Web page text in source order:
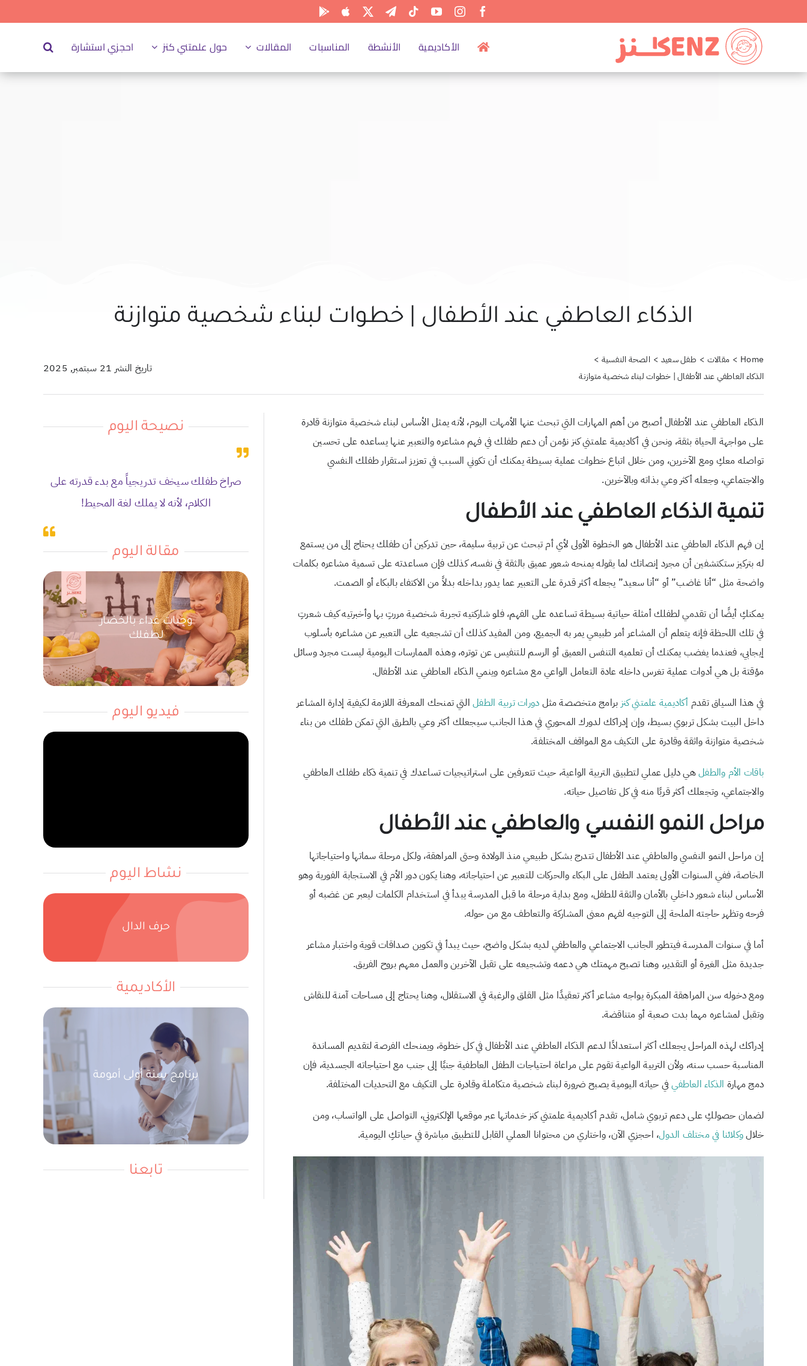
الأكاديمية الأنشطة المناسبات المقالات حول علمتني كنز احجزي استشارة
الذكاء العاطفي عند الأطفال | خطوات لبناء شخصية متوازنة
Home مقالات طفل سعيد
الصحة النفسية
الذكاء العاطفي عند الأطفال | خطوات لبناء شخصية متوازنة
تاريخ النشر 21 سبتمبر, 2025
الذكاء العاطفي عند الأطفال أصبح من أهم المهارات التي تبحث عنها الأمهات اليوم، لأنه يمثل الأساس لبناء شخصية متوازنة قادرة
على مواجهة الحياة بثقة، ونحن في أكاديمية علمتني كنز نؤمن أن دعم طفلك في فهم مشاعره والتعبير عنها يساعده على تحسين
تواصله معكِ ومع الآخرين، ومن خلال اتباع خطوات عملية بسيطة يمكنك أن تكوني السبب في تعزيز استقرار طفلك النفسي
والاجتماعي، وجعله أكثر وعي بذاته وبالآخرين.
تنمية الذكاء العاطفي عند الأطفال
إن فهم الذكاء العاطفي عند الأطفال هو الخطوة الأولى لأي أم تبحث عن تربية سليمة، حين تدركين أن طفلك يحتاج إلى من يستمع
له بتركيز ستكتشفين أن مجرد إنصاتك لما يقوله يمنحه شعور عميق بالثقة في نفسه، كذلك فإن مساعدته على تسمية مشاعره بكلمات
واضحة مثل “أنا غاضب” أو “أنا سعيد” يجعله أكثر قدرة على التعبير عما يدور بداخله بدلاً من الاكتفاء بالبكاء أو الصمت.
يمكنكِ أيضًا أن تقدمي لطفلك أمثلة حياتية بسيطة تساعده على الفهم، فلو شاركتيه تجربة شخصية مررتِ بها وأخبرتيه كيف شعرتِ
في تلك اللحظة فإنه يتعلم أن المشاعر أمر طبيعي يمر به الجميع، ومن المفيد كذلك أن تشجعيه على التعبير عن مشاعره بأسلوب
إيجابي، فعندما يغضب يمكنك أن تعلميه التنفس العميق أو الرسم للتنفيس عن توتره، وهذه الممارسات اليومية ليست مجرد وسائل
مؤقتة بل هي أدوات عملية تغرس داخله عادة التعامل الواعي مع مشاعره وينمي الذكاء العاطفي عند الأطفال.
في هذا السياق تقدم أكاديمية علمتني كنز برامج متخصصة مثل دورات تربية الطفلالتي تمنحك المعرفة اللازمة لكيفية إدارة المشاعر
داخل البيت بشكل تربوي بسيط، وإن إدراكك لدورك المحوري في هذا الجانب سيجعلك أكثر وعي بالطرق التي تمكن طفلك من بناء
شخصية متوازنة واثقة وقادرة على التكيف مع المواقف المختلفة.
باقات الأم والطفلهي دليل عملي لتطبيق التربية الواعية، حيث تتعرفين على استراتيجيات تساعدك في تنمية ذكاء طفلك العاطفي
والاجتماعي، وتجعلك أكثر قربًا منه في كل تفاصيل حياته.
مراحل النمو النفسي والعاطفي عند الأطفال
إن مراحل النمو النفسي والعاطفي عند الأطفال تتدرج بشكل طبيعي منذ الولادة وحتى المراهقة، ولكل مرحلة سماتها واحتياجاتها
الخاصة، ففي السنوات الأولى يعتمد الطفل على البكاء والحركات للتعبير عن احتياجاته، وهنا يكون دور الأم في الاستجابة الفورية وهو
الأساس لبناء شعور داخلي بالأمان والثقة للطفل، ومع بداية مرحلة ما قبل المدرسة يبدأ في استخدام الكلمات ليعبر عن غضبه أو
فرحه وتظهر حاجته الملحة إلى التوجيه لفهم معنى المشاركة والتعاطف مع من حوله.
أما في سنوات المدرسة فيتطور الجانب الاجتماعي والعاطفي لديه بشكل واضح، حيث يبدأ في تكوين صداقات قوية واختبار مشاعر
جديدة مثل الغيرة أو التقدير، وهنا تصبح مهمتك هي دعمه وتشجيعه على تقبل الآخرين والعمل معهم بروح الفريق.
ومع دخوله سن المراهقة المبكرة يواجه مشاعر أكثر تعقيدًا مثل القلق والرغبة في الاستقلال، وهنا يحتاج إلى مساحات آمنة للنقاش
وتقبل لمشاعره مهما بدت صعبة أو متناقضة.
إدراكك لهذه المراحل يجعلك أكثر استعدادًا لدعم الذكاء العاطفي عند الأطفال في كل خطوة، ويمنحك الفرصة لتقديم المساندة
المناسبة حسب سنه، ولأن التربية الواعية تقوم على مراعاة احتياجات الطفل العاطفية جنبًا إلى جنب مع احتياجاته الجسدية، فإن
دمج مهارة الذكاء العاطفيفي حياته اليومية يصبح ضرورة لبناء شخصية متكاملة وقادرة على التكيف مع التحديات المختلفة.
لضمان حصولكِ على دعم تربوي شامل، تقدم أكاديمية علمتني كنز خدماتها عبر موقعها الإلكتروني، التواصل على الواتساب، ومن
خلالوكلائنا في مختلف الدول، احجزي الآن، واختاري من محتوانا العملي القابل للتطبيق مباشرة في حياتكِ اليومية.
نصيحة اليوم
صراخ طفلك سيخف تدريجياً مع بدء قدرته على
الكلام، لأنه لا يملك لغة المحيط!
مقالة اليوم
وجبات غداء بالخضار
لطفلك
فيديو اليوم
نشاط اليوم
حرف الدال
الأكاديمية
برنامج سنة أولى أمومة
تابعنا